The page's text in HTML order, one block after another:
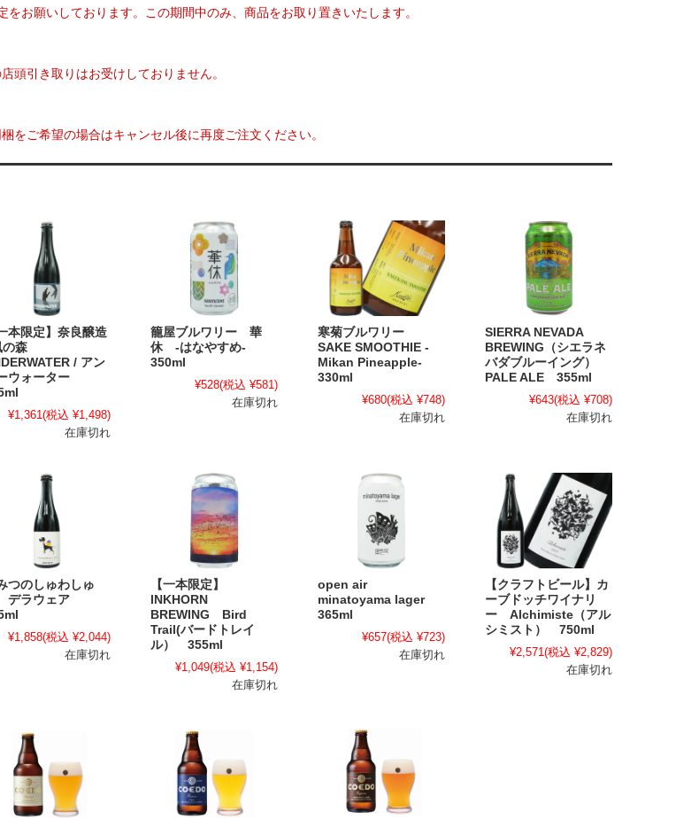
をお願いしております。この期間中のみ、商品をお取り置きいたします。
頭引き取りはお受けしておりません。
をご希望の場合はキャンセル後に再度ご注文ください。
本限定】奈良醸造
の森
/ アン
ウォーター
¥1,361(税込 ¥1,498)
在庫切れ
籠屋ブルワリー 華
休 -はなやすめ-
350ml
¥528(税込 ¥581)
在庫切れ
寒菊ブルワリー
SAKE SMOOTHIE -
Mikan Pineapple-
330ml
¥680(税込 ¥748)
在庫切れ
SIERRA NEVADA
BREWING（シエラネ
バダブルーイング）
PALE ALE 355ml
¥643(税込 ¥708)
在庫切れ
つのしゅわしゅ
ラウェア
¥1,858(税込 ¥2,044)
在庫切れ
【一本限定】
INKHORN
BREWING Bird
Trail(バードトレイ
ル） 355ml
¥1,049(税込 ¥1,154)
在庫切れ
open air
minatoyama lager
365ml
¥657(税込 ¥723)
在庫切れ
【クラフトビール】カ
ーブドッチワイナリ
ー Alchimiste（アル
シミスト） 750ml
¥2,571(税込 ¥2,829)
在庫切れ